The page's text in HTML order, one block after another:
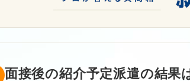
面接後の紹介予定派遣の結果